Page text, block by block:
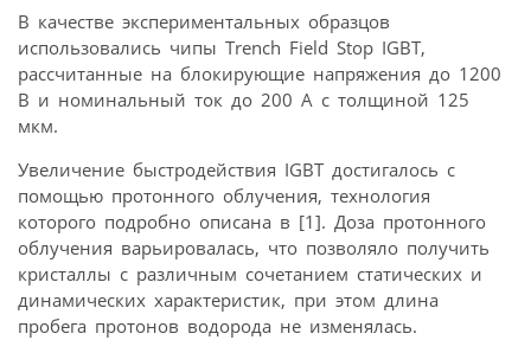
В качестве экспериментальных образцов
использовались чипы Trench Field Stop IGBT,
рассчитанные на блокирующие напряжения до 1200
В и номинальный ток до 200 A с толщиной 125
мкм.
Увеличение быстродействия IGBT достигалось с
помощью протонного облучения, технология
которого подробно описана в [1]. Доза протонного
облучения варьировалась, что позволяло получить
кристаллы с различным сочетанием статических и
динамических характеристик, при этом длина
пробега протонов водорода не изменялась.